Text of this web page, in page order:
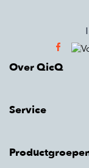
Over QicQ
Service